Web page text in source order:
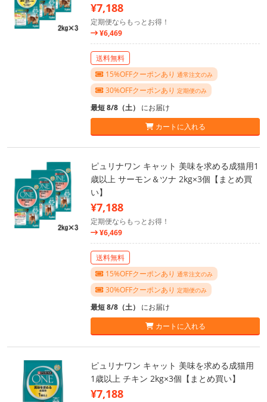
¥7,188
定期便ならもっとお得！
¥6,469
送料無料
15%OFFクーポンあり 通常注文のみ
30%OFFクーポンあり 定期便のみ
最短 8/8（土） にお届け
カートに入れる
ピュリナワン キャット 美味を求める成猫用1
歳以上 サーモン＆ツナ 2kg×3個【まとめ買
い】
¥7,188
定期便ならもっとお得！
¥6,469
送料無料
15%OFFクーポンあり 通常注文のみ
30%OFFクーポンあり 定期便のみ
最短 8/8（土） にお届け
カートに入れる
ピュリナワン キャット 美味を求める成猫用
1歳以上 チキン 2kg×3個【まとめ買い】
¥7,188